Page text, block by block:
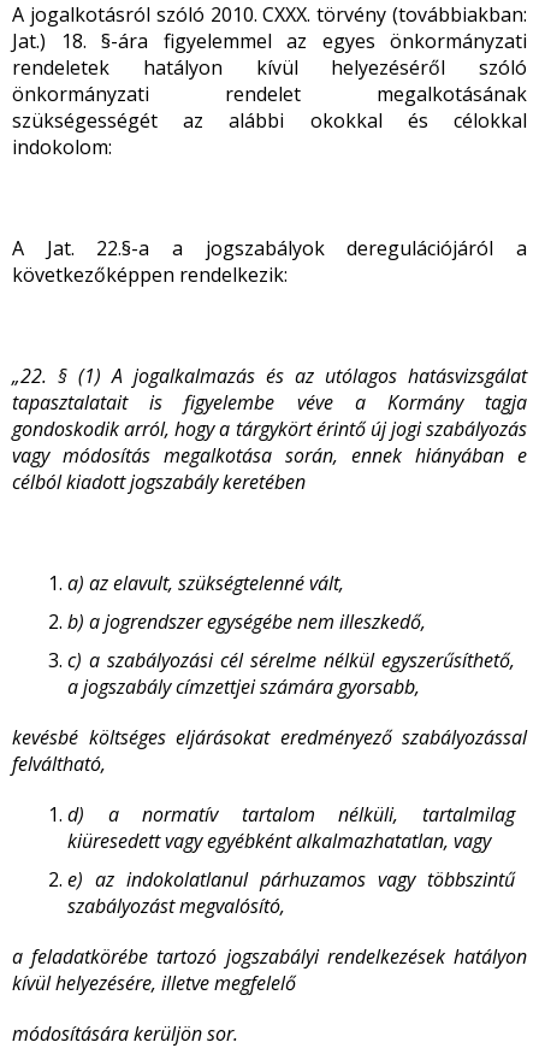
A jogalkotásról szóló 2010. CXXX. törvény (továbbiakban:
Jat.) 18. §-ára figyelemmel az egyes önkormányzati
rendeletek hatályon kívül helyezéséről szóló
önkormányzati rendelet megalkotásának
szükségességét az alábbi okokkal és célokkal
indokolom:
A Jat. 22.§-a a jogszabályok deregulációjáról a
következőképpen rendelkezik:
„22. § (1) A jogalkalmazás és az utólagos hatásvizsgálat
tapasztalatait is figyelembe véve a Kormány tagja
gondoskodik arról, hogy a tárgykört érintő új jogi szabályozás
vagy módosítás megalkotása során, ennek hiányában e
célból kiadott jogszabály keretében
a) az elavult, szükségtelenné vált,
b) a jogrendszer egységébe nem illeszkedő,
c) a szabályozási cél sérelme nélkül egyszerűsíthető,
a jogszabály címzettjei számára gyorsabb,
kevésbé költséges eljárásokat eredményező szabályozással
felváltható,
d) a normatív tartalom nélküli, tartalmilag
kiüresedett vagy egyébként alkalmazhatatlan, vagy
e) az indokolatlanul párhuzamos vagy többszintű
szabályozást megvalósító,
a feladatkörébe tartozó jogszabályi rendelkezések hatályon
kívül helyezésére, illetve megfelelő
módosítására kerüljön sor.